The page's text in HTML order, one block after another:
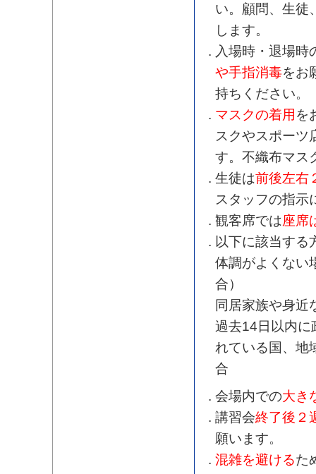
い。顧問、生徒
します。
入場時・退場時
や手指消毒をお
持ちください。
マスクの着用を
スクやスポーツ
す。不織布マス
生徒は前後左右
スタッフの指示
観客席では座席
以下に該当する
体調がよくない
合）
同居家族や身近
過去14日以内に
れている国、地
合
会場内での大き
講習会終了後２
願います。
混雑を避けるた